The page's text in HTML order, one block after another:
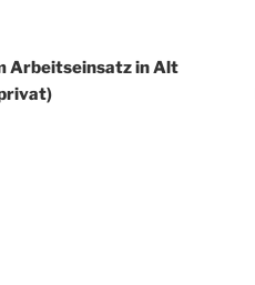
Arbeitseinsatz in Alt